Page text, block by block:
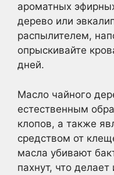
ароматных
дерево или
распылителем,
опрыскивайте
дней.
Масло чайного
естественным
клопов, а также
средством от
масла убивают
пахнут, что